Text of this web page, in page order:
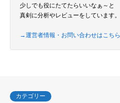
少しでも役にたてたらいいなぁ～と
真剣に分析やレビューをしています。
→運営者情報・お問い合わせはこちら
カテゴリー